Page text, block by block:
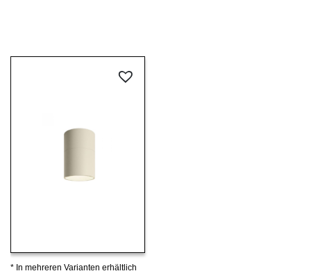
Details ansehen
* In mehreren Varianten erhältlich